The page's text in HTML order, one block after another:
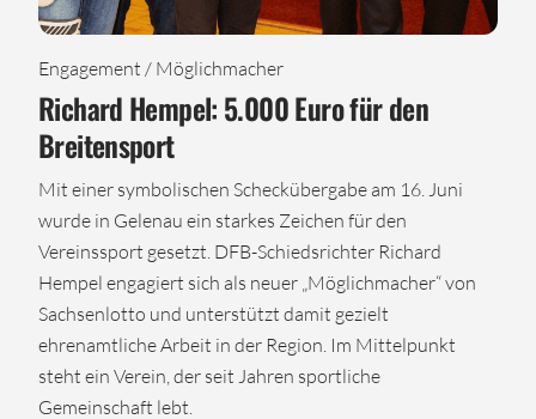
Engagement / Möglichmacher
Richard Hempel: 5.000 Euro für den
Breitensport
Mit einer symbolischen Scheckübergabe am 16. Juni
wurde in Gelenau ein starkes Zeichen für den
Vereinssport gesetzt. DFB-Schiedsrichter Richard
Hempel engagiert sich als neuer „Möglichmacher“ von
Sachsenlotto und unterstützt damit gezielt
ehrenamtliche Arbeit in der Region. Im Mittelpunkt
steht ein Verein, der seit Jahren sportliche
Gemeinschaft lebt.